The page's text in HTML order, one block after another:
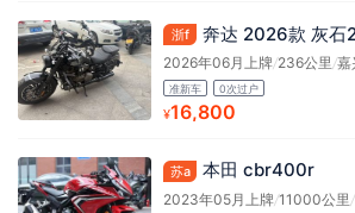
浙f 奔达 2026款 灰石
2026年06月上牌/236公里 /嘉
准新车 0次过户
¥16,800
苏a 本田 cbr400r
2023年05月上牌/11000公里 /